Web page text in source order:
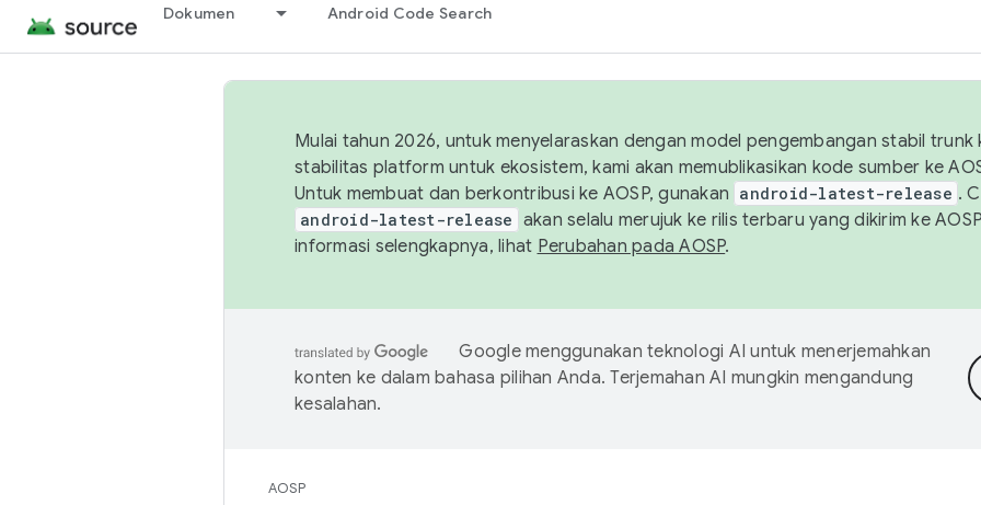
Dokumen Android Code Search
Mulai tahun 2026, untuk menyelaraskan dengan model pengembangan stabil trunk
stabilitas platform untuk ekosistem, kami akan memublikasikan kode sumber ke
Untuk membuat dan berkontribusi ke AOSP, gunakan android-latest-release .
android-latest-release akan selalu merujuk ke rilis terbaru yang dikirim ke
informasi selengkapnya, lihat Perubahan pada AOSP.
Google menggunakan teknologi AI untuk menerjemahkan
konten ke dalam bahasa pilihan Anda. Terjemahan AI mungkin mengandung
kesalahan.
AOSP